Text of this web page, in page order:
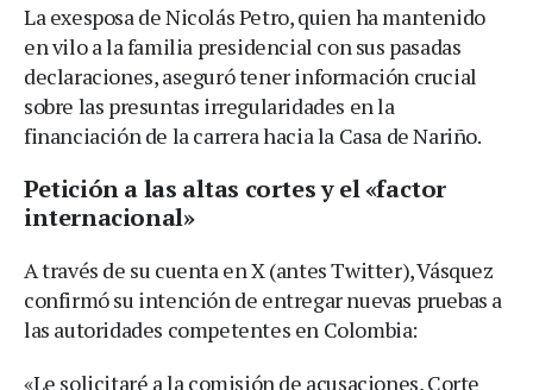
La exesposa de Nicolás Petro, quien ha mantenido
en vilo a la familia presidencial con sus pasadas
declaraciones, aseguró tener información crucial
sobre las presuntas irregularidades en la
financiación de la carrera hacia la Casa de Nariño.
Petición a las altas cortes y el «factor
internacional»
A través de su cuenta en X (antes Twitter), Vásquez
confirmó su intención de entregar nuevas pruebas a
las autoridades competentes en Colombia:
«Le solicitaré a la comisión de acusaciones, Corte